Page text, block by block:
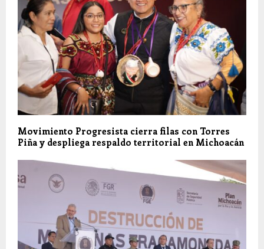
Movimiento Progresista cierra filas con Torres
Piña y despliega respaldo territorial en Michoacán